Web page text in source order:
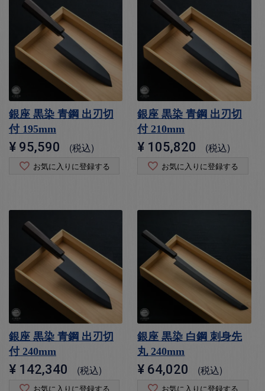
銀座 黒染 青鋼 出刃切
付 195mm
¥ 95,590 税込
お気に入りに登録する
銀座 黒染 青鋼 出刃切
付 210mm
¥ 105,820 税込
お気に入りに登録する
銀座 黒染 青鋼 出刃切
付 240mm
¥ 142,340 税込
お気に入りに登録する
銀座 黒染 白鋼 刺身先
丸 240mm
¥ 64,020 税込
お気に入りに登録する